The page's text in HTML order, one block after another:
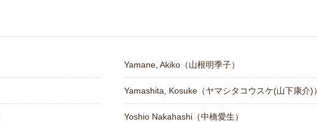
Yamane, Akiko（山根明季子）
Yamashita, Kosuke（ヤマシタコウスケ(山下康介)）
Yoshio Nakahashi（中橋愛生）